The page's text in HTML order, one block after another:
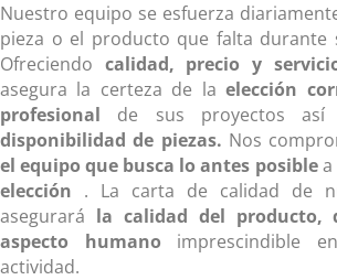
Nuestro equipo se esfuerza
pieza o el producto que falta durante
Ofreciendo calidad, precio y
asegura la certeza de laelección
profesional de sus proyectos
disponibilidad de piezas. Nos
el equipo que busca lo antes posiblea
elección . La carta de calidad de
asegurará la calidad del producto,
aspecto humano imprescindible
actividad.